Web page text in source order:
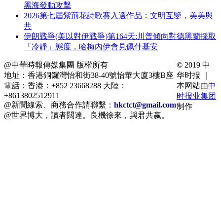
黑海發動攻擊
2026第七屆紫荊花詩歌賽入選作品：文明互鑒，美美與
共
伊朗戰爭(美以對伊戰爭)第164天:川普傾向對德黑蘭採取
「冷靜」態度，哈梅內伊會見佩什基安
@中華時報傳媒集團 版權所有
地址：香港銅鑼灣怡和街38-40號怡華大廈3樓B座
電話：香港：+852 23668288 大陸：
+8613802512911
@新聞線索、商務合作請聯繫： hkctct@gmail.com
@世界博大，讀者闊達。良機徐來，與君共嬴。
© 2019 中
华时报 ｜
本网站由中
时报业集团
制作